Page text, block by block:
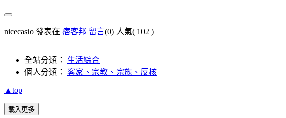
nicecasio 發表在 痞客邦 留言(0) 人氣( 102 )
全站分類： 生活綜合
個人分類： 客家、宗教、宗族、反核
▲top
載入更多